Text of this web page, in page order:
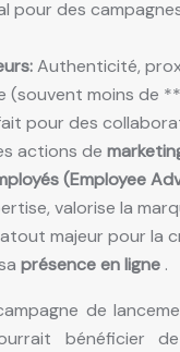
pour des
Authenticité,
(souvent moins de
pour des
actions de
(Employee
valorise la
majeur pour la
présence en ligne .
de
bénéficier